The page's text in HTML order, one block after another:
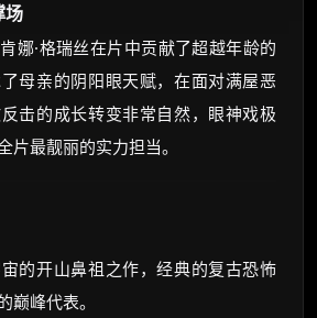
场
娜·格瑞丝在片中贡献了超越年龄的
母亲的阴阳眼天赋，在面对满屋恶
击的成长转变非常自然，眼神戏极
片最靓丽的实力担当。
的开山鼻祖之作，经典的复古恐怖
巅峰代表。